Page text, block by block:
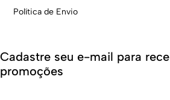
Política de Envio
Cadastre seu e-mail para
promoções